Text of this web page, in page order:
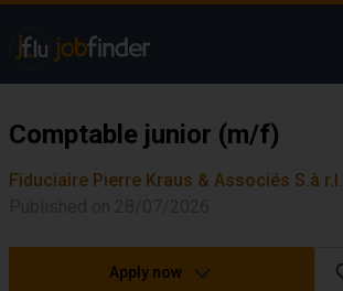
Comptable junior (m/f)
Fiduciaire Pierre Kraus & Associés S.à r.l.
Apply now